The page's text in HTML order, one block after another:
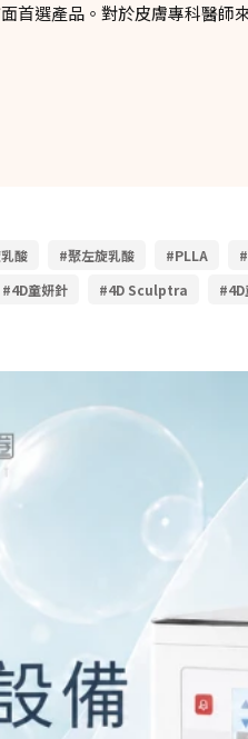
首選產品。對於皮膚專科醫師
酸 #聚左旋乳酸 #PLLA
#4D童妍針 #4D Sculptra #4D